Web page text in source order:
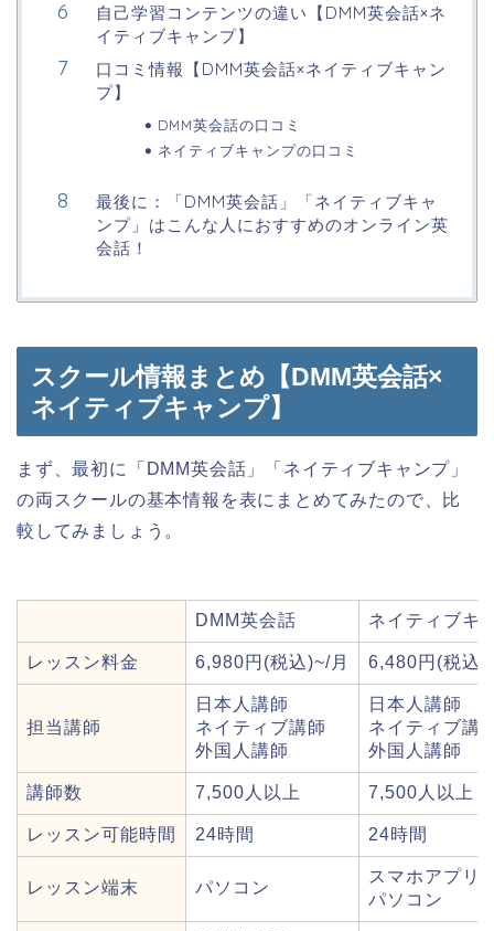
自己学習コンテンツの違い【DMM英会話×ネ
イティブキャンプ】
口コミ情報【DMM英会話×ネイティブキャン
プ】
DMM英会話の口コミ
ネイティブキャンプの口コミ
最後に：「DMM英会話」「ネイティブキャ
ンプ」はこんな人におすすめのオンライン英
会話！
スクール情報まとめ【DMM英会話×
ネイティブキャンプ】
まず、最初に「DMM英会話」「ネイティブキャンプ」
の両スクールの基本情報を表にまとめてみたので、比
較してみましょう。
DMM英会話 ネイティブキ
レッスン料金 6,980円(税込)~/月 6,480円(税込
担当講師
日本人講師
ネイティブ講師
外国人講師
日本人講師
ネイティブ講
外国人講師
講師数 7,500人以上 7,500人以上
レッスン可能時間 24時間 24時間
レッスン端末 パソコン
スマホアプリ
パソコン